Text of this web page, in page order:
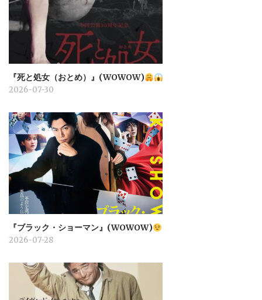
『死と処女（おとめ）』(WOWOW)
2026-07-30
『ブラック・ショーマン』(WOWOW)
2026-07-28